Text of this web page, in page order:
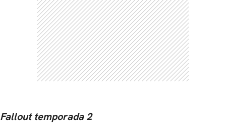
Fallout temporada 2